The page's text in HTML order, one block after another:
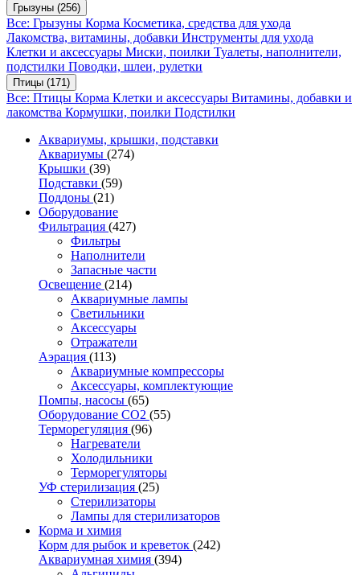
Грызуны (256)
Все: Грызуны Корма Косметика, средства для ухода
Лакомства, витамины, добавки Инструменты для ухода
Клетки и аксессуары Миски, поилки Туалеты, наполнители,
подстилки Поводки, шлеи, рулетки
Птицы (171)
Все: Птицы Корма Клетки и аксессуары Витамины, добавки и
лакомства Кормушки, поилки Подстилки
Аквариумы, крышки, подставки
Аквариумы (274)
Крышки (39)
Подставки (59)
Поддоны (21)
Оборудование
Фильтрация (427)
Фильтры
Наполнители
Запасные части
Освещение (214)
Аквариумные лампы
Светильники
Аксессуары
Отражатели
Аэрация (113)
Аквариумные компрессоры
Аксессуары, комплектующие
Помпы, насосы (65)
Оборудование CO2 (55)
Терморегуляция (96)
Нагреватели
Холодильники
Терморегуляторы
УФ стерилизация (25)
Стерилизаторы
Лампы для стерилизаторов
Корма и химия
Корм для рыбок и креветок (242)
Аквариумная химия (394)